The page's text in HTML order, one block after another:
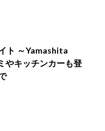
ト ～Yamashita
やキッチンカーも登